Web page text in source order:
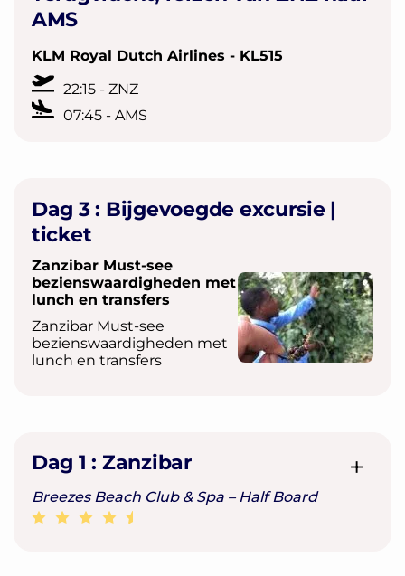
AMS
KLM Royal Dutch Airlines - KL515
22:15 - ZNZ
07:45 - AMS
Dag 3: Bijgevoegde excursie |
ticket
Zanzibar Must-see
bezienswaardigheden met
lunch en transfers
Zanzibar Must-see
bezienswaardigheden met
lunch en transfers
Dag 1 : Zanzibar
Breezes Beach Club & Spa – Half Board